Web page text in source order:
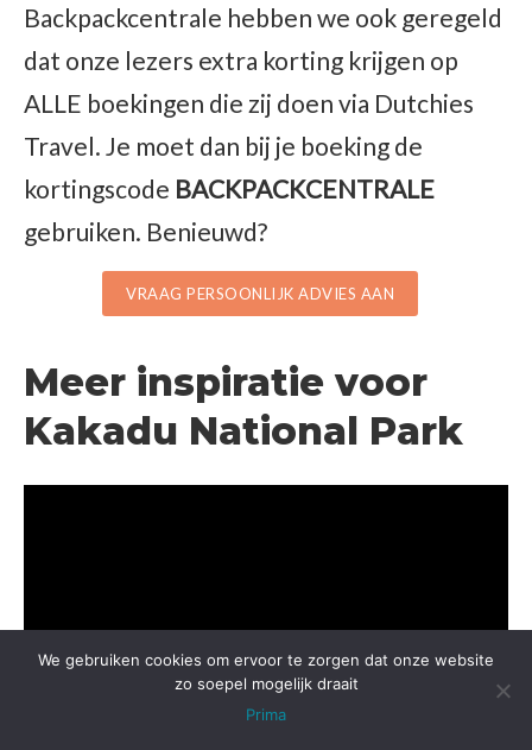
Backpackcentrale hebben we ook geregeld
dat onze lezers extra korting krijgen op
ALLE boekingen die zij doen via Dutchies
Travel. Je moet dan bij je boeking de
kortingscode BACKPACKCENTRALE
gebruiken. Benieuwd?
VRAAG PERSOONLIJK ADVIES AAN
Meer inspiratie voor
Kakadu National Park
We gebruiken cookies om ervoor te zorgen dat onze website
zo soepel mogelijk draait
Prima